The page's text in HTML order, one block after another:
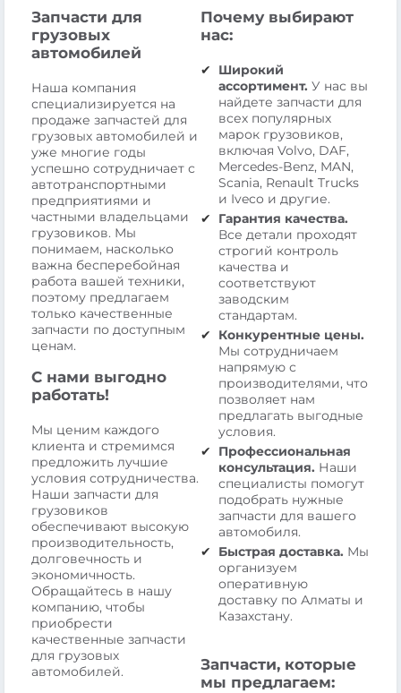
Запчасти для
грузовых
автомобилей
Наша компания
специализируется на
продаже запчастей для
грузовых автомобилей и
уже многие годы
успешно сотрудничает с
автотранспортными
предприятиями и
частными владельцами
грузовиков. Мы
понимаем, насколько
важна бесперебойная
работа вашей техники,
поэтому предлагаем
только качественные
запчасти по доступным
ценам.
С нами выгодно
работать!
Мы ценим каждого
клиента и стремимся
предложить лучшие
условия сотрудничества.
Наши запчасти для
грузовиков
обеспечивают высокую
производительность,
долговечность и
экономичность.
Обращайтесь в нашу
компанию, чтобы
приобрести
качественные запчасти
для грузовых
автомобилей.
Почему выбирают
нас:
Широкий
ассортимент. У нас вы
найдете запчасти для
всех популярных
марок грузовиков,
включая Volvo, DAF,
Mercedes-Benz, MAN,
Scania, Renault Trucks
и Iveco и другие.
Гарантия качества.
Все детали проходят
строгий контроль
качества и
соответствуют
заводским
стандартам.
Конкурентные цены.
Мы сотрудничаем
напрямую с
производителями, что
позволяет нам
предлагать выгодные
условия.
Профессиональная
консультация. Наши
специалисты помогут
подобрать нужные
запчасти для вашего
автомобиля.
Быстрая доставка. Мы
организуем
оперативную
доставку по Алматы и
Казахстану.
Запчасти, которые
мы предлагаем: